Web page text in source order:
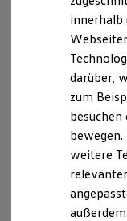
Batterie
Kosten
E-
Software
Die
ID.
Gemeinsam mit
Rückleuchten
Designs auch im
optionale
Assist“ sorgt
Der optional
Fernlicht
ab, sobald er
Fahrzeuge erkennt
innerhalb
darüber,
zum
besuchen
bewegen.
weitere